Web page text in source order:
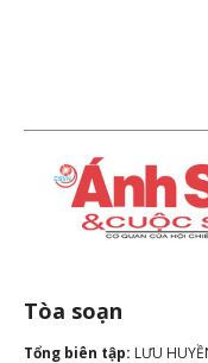
Tòa soạn
Tổng biên tập: LƯU